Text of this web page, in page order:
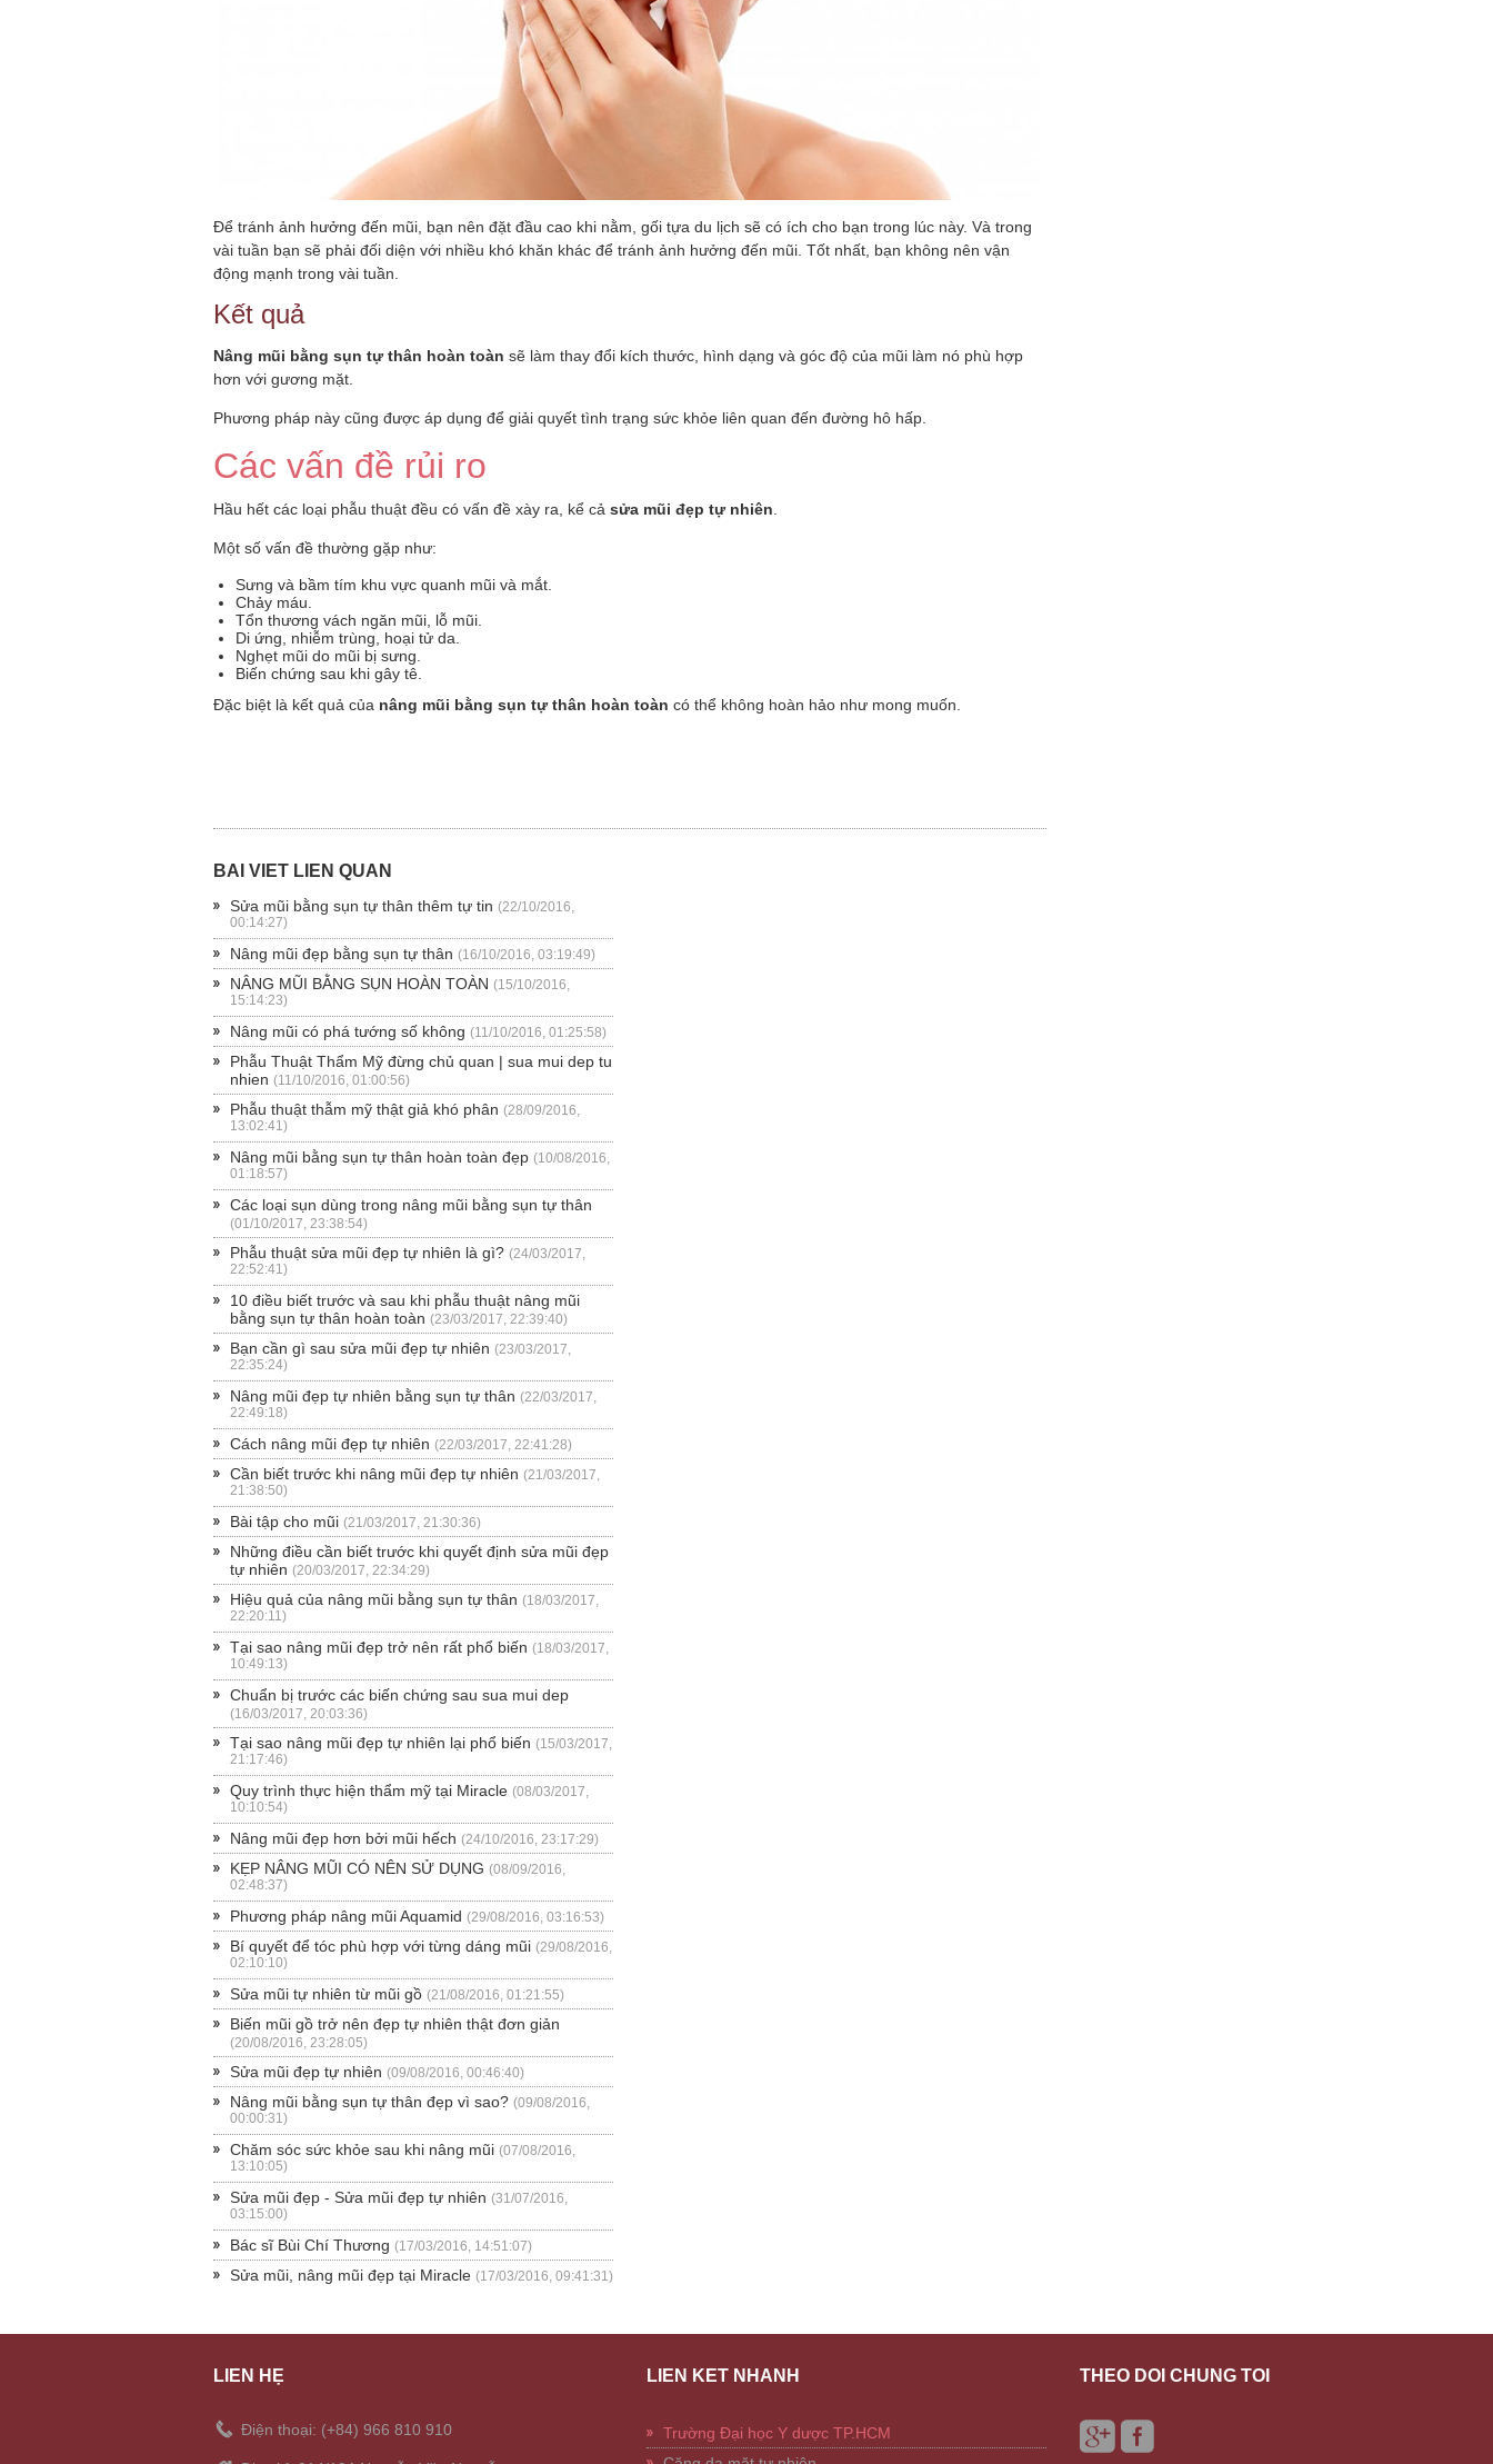
Để tránh ảnh hưởng đến mũi, bạn nên đặt đầu cao khi nằm, gối tựa du lịch sẽ có ích cho bạn trong lúc này. Và trong
vài tuần bạn sẽ phải đối diện với nhiều khó khăn khác để tránh ảnh hưởng đến mũi. Tốt nhất, bạn không nên vận
động mạnh trong vài tuần.
Kết quả
Nâng mũi bằng sụn tự thân hoàn toàn sẽ làm thay đổi kích thước, hình dạng và góc độ của mũi làm nó phù hợp
hơn với gương mặt.
Phương pháp này cũng được áp dụng để giải quyết tình trạng sức khỏe liên quan đến đường hô hấp.
Các vấn đề rủi ro
Hầu hết các loại phẫu thuật đều có vấn đề xày ra, kể cả sửa mũi đẹp tự nhiên
Một số vấn đề thường gặp như:
Sưng và bầm tím khu vực quanh mũi và mắt.
Chảy máu.
Tổn thương vách ngăn mũi, lỗ mũi.
Di ứng, nhiễm trùng, hoại tử da.
Nghẹt mũi do mũi bị sưng.
Biến chứng sau khi gây tê.
Đặc biệt là kết quả của nâng mũi bằng sụn tự thân hoàn toàn có thể không hoàn hảo như mong muốn.
BÀI VIẾT LIÊN QUAN
Sửa mũi bằng sụn tự thân thêm tự tin (22/10/2016,
00:14:27)
Nâng mũi đẹp bằng sụn tự thân (16/10/2016, 03:19:49)
NÂNG MŨI BẰNG SỤN HOÀN TOÀN (15/10/2016,
15:14:23)
Nâng mũi có phá tướng số không (11/10/2016, 01:25:58)
Phẫu Thuật Thẩm Mỹ đừng chủ quan | sua mui dep tu
nhien (11/10/2016, 01:00:56)
Phẫu thuật thẫm mỹ thật giả khó phân (28/09/2016,
13:02:41)
Nâng mũi bằng sụn tự thân hoàn toàn đẹp (10/08/2016,
01:18:57)
Các loại sụn dùng trong nâng mũi bằng sụn tự thân
(01/10/2017, 23:38:54)
Phẫu thuật sửa mũi đẹp tự nhiên là gì? (24/03/2017,
22:52:41)
10 điều biết trước và sau khi phẫu thuật nâng mũi
bằng sụn tự thân hoàn toàn (23/03/2017, 22:39:40)
Bạn cần gì sau sửa mũi đẹp tự nhiên (23/03/2017,
22:35:24)
Nâng mũi đẹp tự nhiên bằng sụn tự thân (22/03/2017,
22:49:18)
Cách nâng mũi đẹp tự nhiên (22/03/2017, 22:41:28)
Cần biết trước khi nâng mũi đẹp tự nhiên (21/03/2017,
21:38:50)
Bài tập cho mũi (21/03/2017, 21:30:36)
Những điều cần biết trước khi quyết định sửa mũi đẹp
tự nhiên (20/03/2017, 22:34:29)
Hiệu quả của nâng mũi bằng sụn tự thân (18/03/2017,
22:20:11)
Tại sao nâng mũi đẹp trở nên rất phổ biến (18/03/2017,
10:49:13)
Chuẩn bị trước các biến chứng sau sua mui dep
(16/03/2017, 20:03:36)
Tại sao nâng mũi đẹp tự nhiên lại phổ biến (15/03/2017,
21:17:46)
Quy trình thực hiện thẩm mỹ tại Miracle (08/03/2017,
10:10:54)
Nâng mũi đẹp hơn bởi mũi hếch (24/10/2016, 23:17:29)
KẸP NÂNG MŨI CÓ NÊN SỬ DỤNG (08/09/2016,
02:48:37)
Phương pháp nâng mũi Aquamid (29/08/2016, 03:16:53)
Bí quyết để tóc phù hợp với từng dáng mũi (29/08/2016,
02:10:10)
Sửa mũi tự nhiên từ mũi gồ (21/08/2016, 01:21:55)
Biến mũi gồ trở nên đẹp tự nhiên thật đơn giản
(20/08/2016, 23:28:05)
Sửa mũi đẹp tự nhiên (09/08/2016, 00:46:40)
Nâng mũi bằng sụn tự thân đẹp vì sao? (09/08/2016,
00:00:31)
Chăm sóc sức khỏe sau khi nâng mũi (07/08/2016,
13:10:05)
Sửa mũi đẹp - Sửa mũi đẹp tự nhiên (31/07/2016,
03:15:00)
Bác sĩ Bùi Chí Thương (17/03/2016, 14:51:07)
Sửa mũi, nâng mũi đẹp tại Miracle (17/03/2016, 09:41:31)
LIÊN HỆ
Điện thoại: (+84) 966 810 910
LIÊN KẾT NHANH
Trường Đại học Y dược TP.HCM
THEO DÕI CHÚNG TÔI